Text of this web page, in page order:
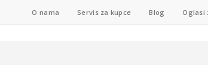
O nama Servis za kupce Blog Oglasi